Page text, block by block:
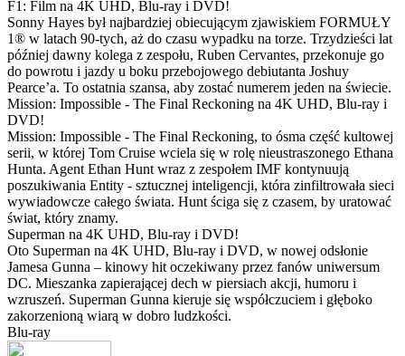
F1: Film na 4K UHD, Blu-ray i DVD!
Sonny Hayes był najbardziej obiecującym zjawiskiem FORMUŁY
1® w latach 90-tych, aż do czasu wypadku na torze. Trzydzieści lat
później dawny kolega z zespołu, Ruben Cervantes, przekonuje go
do powrotu i jazdy u boku przebojowego debiutanta Joshuy
Pearce’a. To ostatnia szansa, aby zostać numerem jeden na świecie.
Mission: Impossible - The Final Reckoning na 4K UHD, Blu-ray i
DVD!
Mission: Impossible - The Final Reckoning, to ósma część kultowej
serii, w której Tom Cruise wciela się w rolę nieustraszonego Ethana
Hunta. Agent Ethan Hunt wraz z zespołem IMF kontynuują
poszukiwania Entity - sztucznej inteligencji, która zinfiltrowała sieci
wywiadowcze całego świata. Hunt ściga się z czasem, by uratować
świat, który znamy.
Superman na 4K UHD, Blu-ray i DVD!
Oto Superman na 4K UHD, Blu-ray i DVD, w nowej odsłonie
Jamesa Gunna – kinowy hit oczekiwany przez fanów uniwersum
DC. Mieszanka zapierającej dech w piersiach akcji, humoru i
wzruszeń. Superman Gunna kieruje się współczuciem i głęboko
zakorzenioną wiarą w dobro ludzkości.
Blu-ray